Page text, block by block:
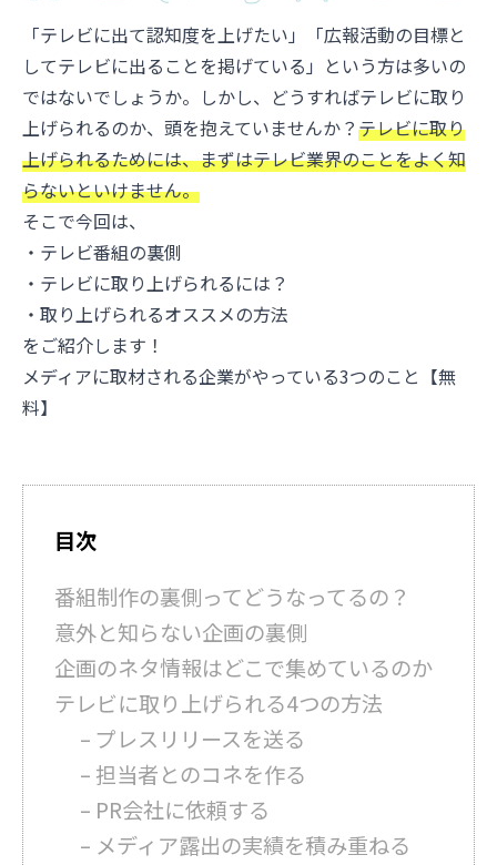
「テレビに出て認知度を上げたい」「広報活動の目標と
してテレビに出ることを掲げている」という方は多いの
ではないでしょうか。しかし、どうすればテレビに取り
上げられるのか、頭を抱えていませんか？テレビに取り
上げられるためには、まずはテレビ業界のことをよく知
らないといけません。
そこで今回は、
・テレビ番組の裏側
・テレビに取り上げられるには？
・取り上げられるオススメの方法
をご紹介します！
メディアに取材される企業がやっている3つのこと【無
料】
目次
番組制作の裏側ってどうなってるの？
意外と知らない企画の裏側
企画のネタ情報はどこで集めているのか
テレビに取り上げられる4つの方法
– プレスリリースを送る
– 担当者とのコネを作る
– PR会社に依頼する
– メディア露出の実績を積み重ねる